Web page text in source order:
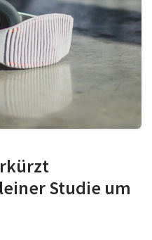
Studie um